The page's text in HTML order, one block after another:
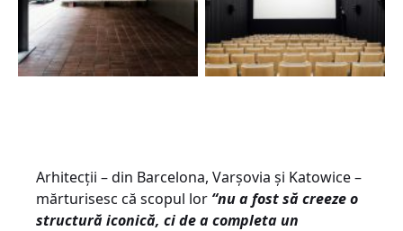
Arhitecții – din Barcelona, Varșovia și Katowice –
mărturisesc că scopul lor “nu a fost să creeze o
structură iconică, ci de a completa un